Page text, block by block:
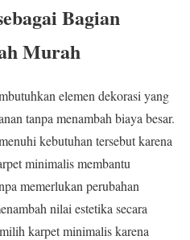
Bagian
Murah
elemen dekorasi yang
tanpa menambah biaya besar.
kebutuhan tersebut karena
minimalis membantu
memerlukan perubahan
nilai estetika secara
karpet minimalis karena